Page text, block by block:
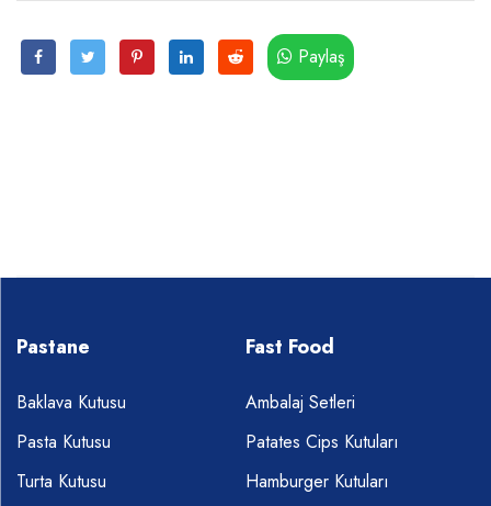
Paylaş
Pastane
Baklava Kutusu
Pasta Kutusu
Turta Kutusu
Fast Food
Ambalaj Setleri
Patates Cips Kutuları
Hamburger Kutuları